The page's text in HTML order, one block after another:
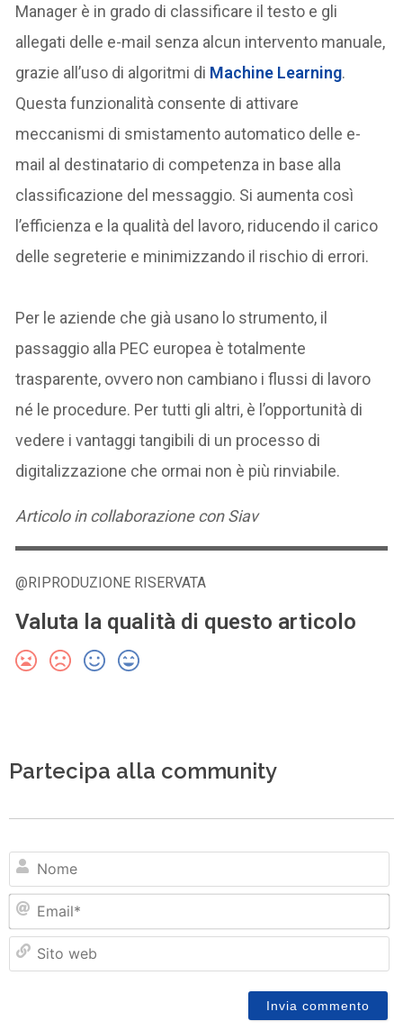
Manager è in grado di classificare il testo e gli
allegati delle e-mail senza alcun intervento manuale,
grazie all’uso di algoritmi di Machine Learning.
Questa funzionalità consente di attivare
meccanismi di smistamento automatico delle e-
mail al destinatario di competenza in base alla
classificazione del messaggio. Si aumenta così
l’efficienza e la qualità del lavoro, riducendo il carico
delle segreterie e minimizzando il rischio di errori.
Per le aziende che già usano lo strumento, il
passaggio alla PEC europea è totalmente
trasparente, ovvero non cambiano i flussi di lavoro
né le procedure. Per tutti gli altri, è l’opportunità di
vedere i vantaggi tangibili di un processo di
digitalizzazione che ormai non è più rinviabile.
Articolo in collaborazione conSiav
@RIPRODUZIONE RISERVATA
Valuta la qualità di questo articolo
Partecipa alla community